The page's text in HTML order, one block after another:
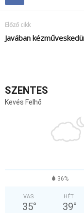
Előző cikk
Javában
SZENTES
Kevés Felhő
36%
VAS
35°
HÉT
39°